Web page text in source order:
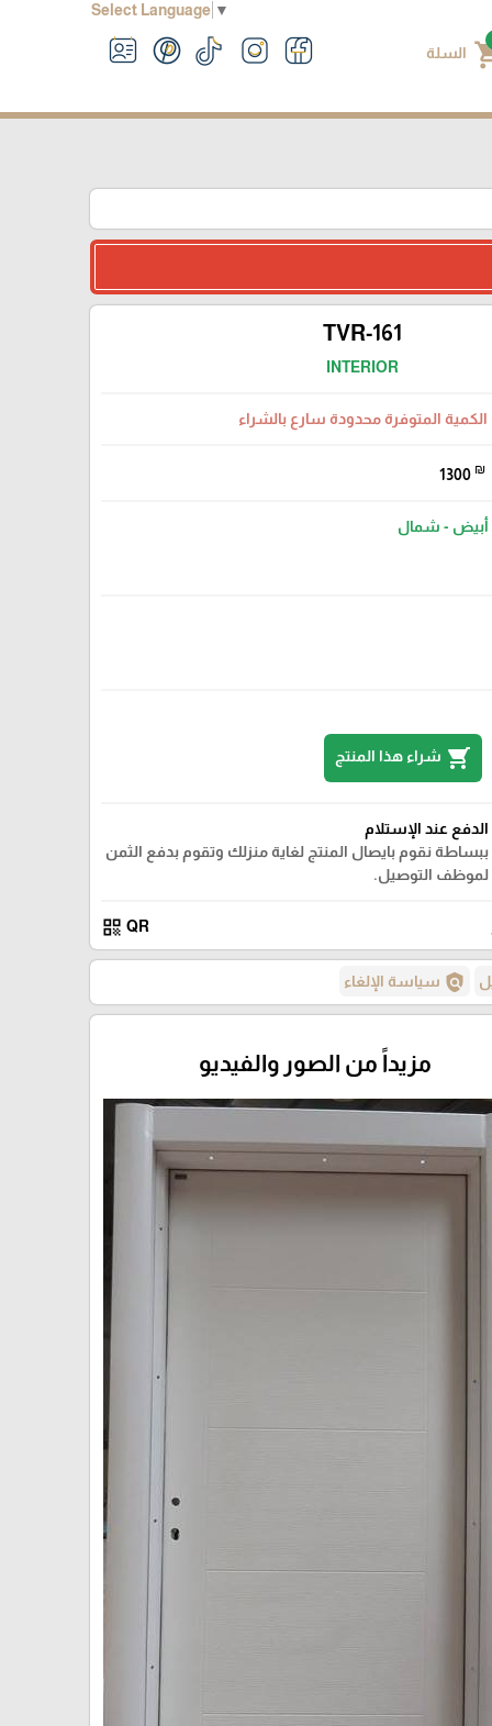
Select Language ▼
السلة
TVR-161
INTERIOR
الكمية المتوفرة محدودة سارع بالشراء
1300 ₪
أبيض - شمال
shopping_cart شراء هذا المنتج
الدفع عند الإستلام
ببساطة نقوم بايصال المنتج لغاية منزلك وتقوم بدفع الثمن
لموظف التوصيل.
QR
qr_code
policy سياسة الإلغاء
مزيداً من الصور والفيديو